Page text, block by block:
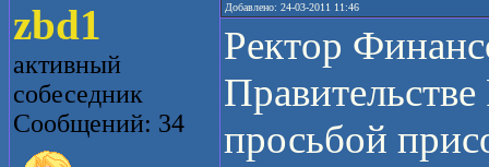
zbd1
активный
собеседник
Сообщений: 34
Добавлено: 24-03-2011 11:46
Ректор
просьбой